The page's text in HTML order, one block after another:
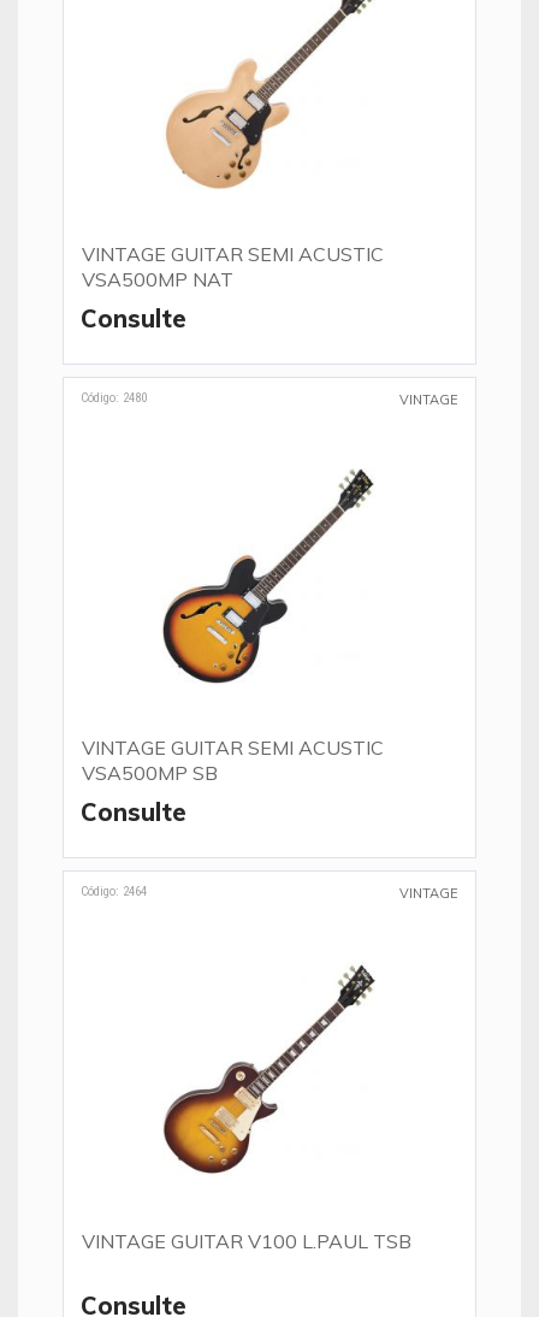
VINTAGE GUITAR SEMI ACUSTIC
VSA500MP NAT
Consulte
Código: 2480 VINTAGE
VINTAGE GUITAR SEMI ACUSTIC
VSA500MP SB
Consulte
Código: 2464 VINTAGE
VINTAGE GUITAR V100 L.PAUL TSB
Consulte